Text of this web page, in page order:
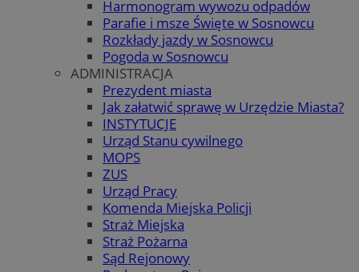
Harmonogram wywozu odpadów
Parafie i msze Święte w Sosnowcu
Rozkłady jazdy w Sosnowcu
Pogoda w Sosnowcu
ADMINISTRACJA
Prezydent miasta
Jak załatwić sprawę w Urzędzie Miasta?
INSTYTUCJE
Urząd Stanu cywilnego
MOPS
ZUS
Urząd Pracy
Komenda Miejska Policji
Straż Miejska
Straż Pożarna
Sąd Rejonowy